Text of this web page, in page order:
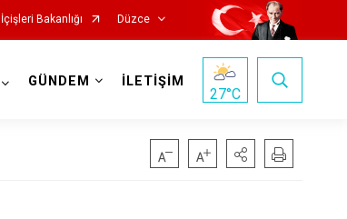
İçişleri Bakanlığı Düzce
GÜNDEM İLETİŞİM
27°C